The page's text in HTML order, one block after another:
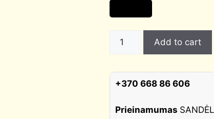
WC
apvalus,
blizgus/tamsus
quantity
Add to cart
+370 668 86 606
Prieinamumas